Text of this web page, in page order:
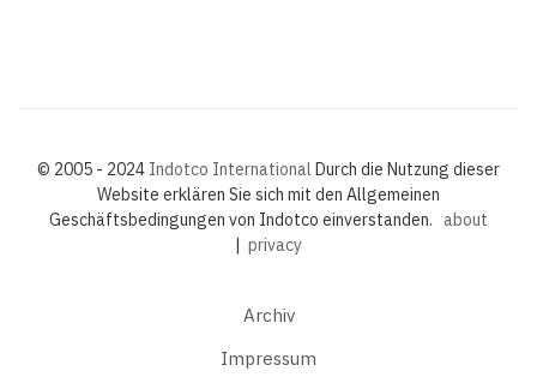
© 2005 - 2024 Indotco International Durch die Nutzung dieser
Website erklären Sie sich mit den Allgemeinen
Geschäftsbedingungen von Indotco einverstanden. about
| privacy
Archiv
Impressum